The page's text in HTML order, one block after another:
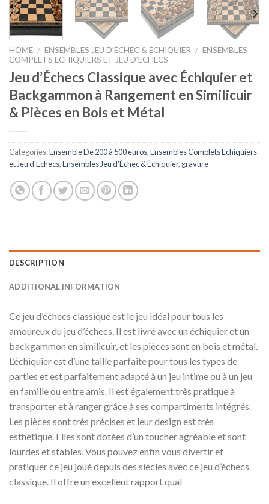
HOME / ENSEMBLES JEU D’ÉCHEC & ÉCHIQUIER / ENSEMBLES
COMPLETS ECHIQUIERS ET JEU D'ECHECS
Jeu d’Échecs Classique avec Échiquier et
Backgammon à Rangement en Similicuir
& Pièces en Bois et Métal
Categories:Ensemble De 200 à 500 euros,Ensembles Complets Echiquiers
et Jeu d'Echecs,Ensembles Jeu d’Échec & Échiquier, gravure
DESCRIPTION
ADDITIONAL INFORMATION
Ce jeu d’échecs classique est le jeu idéal pour tous les
amoureux du jeu d’échecs. Il est livré avec un échiquier et un
backgammon en similicuir, et les pièces sont en bois et métal.
L’échiquier est d’une taille parfaite pour tous les types de
parties et est parfaitement adapté à un jeu intime ou à un jeu
en famille ou entre amis. Il est également très pratique à
transporter et à ranger grâce à ses compartiments intégrés.
Les pièces sont très précises et leur design est très
esthétique. Elles sont dotées d’un toucher agréable et sont
lourdes et stables. Vous pouvez enfin vous divertir et
pratiquer ce jeu joué depuis des siècles avec ce jeu d’échecs
classique. Il offre un excellent rapport qual